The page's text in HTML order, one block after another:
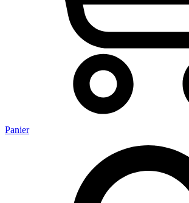
Panier